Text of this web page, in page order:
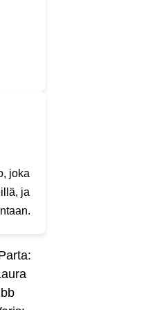
joka
ja